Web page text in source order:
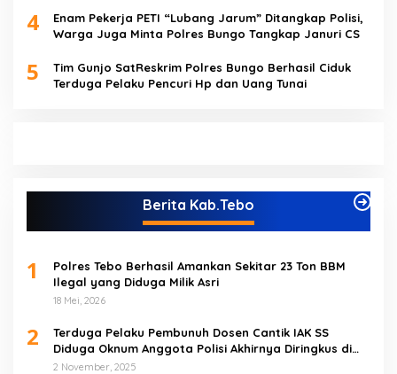
4
Enam Pekerja PETI “Lubang Jarum” Ditangkap Polisi,
Warga Juga Minta Polres Bungo Tangkap Januri CS
5
Tim Gunjo SatReskrim Polres Bungo Berhasil Ciduk
Terduga Pelaku Pencuri Hp dan Uang Tunai
Berita Kab.Tebo
1
Polres Tebo Berhasil Amankan Sekitar 23 Ton BBM
Ilegal yang Diduga Milik Asri
18 Mei, 2026
2
Terduga Pelaku Pembunuh Dosen Cantik IAK SS
Diduga Oknum Anggota Polisi Akhirnya Diringkus di
Tebo Tengah
2 November, 2025